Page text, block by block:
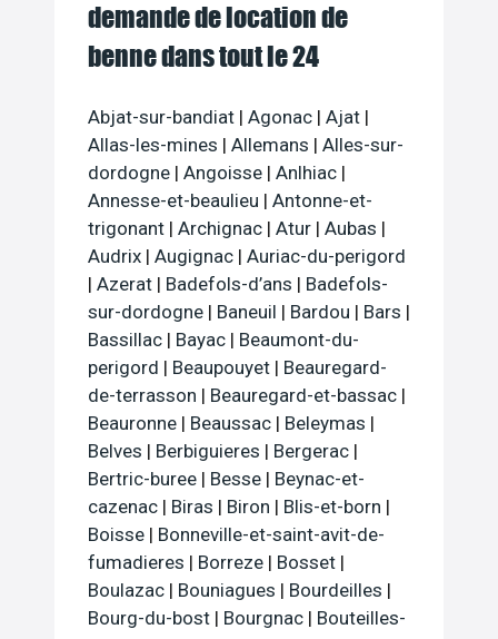
demande de location de
benne dans tout le 24
Abjat-sur-bandiat | Agonac | Ajat |
Allas-les-mines | Allemans | Alles-sur-
dordogne | Angoisse | Anlhiac |
Annesse-et-beaulieu | Antonne-et-
trigonant | Archignac | Atur | Aubas |
Audrix | Augignac | Auriac-du-perigord
| Azerat | Badefols-d’ans | Badefols-
sur-dordogne | Baneuil | Bardou | Bars |
Bassillac | Bayac | Beaumont-du-
perigord | Beaupouyet | Beauregard-
de-terrasson | Beauregard-et-bassac |
Beauronne | Beaussac | Beleymas |
Belves | Berbiguieres | Bergerac |
Bertric-buree | Besse | Beynac-et-
cazenac | Biras | Biron | Blis-et-born |
Boisse | Bonneville-et-saint-avit-de-
fumadieres | Borreze | Bosset |
Boulazac | Bouniagues | Bourdeilles |
Bourg-du-bost | Bourgnac | Bouteilles-